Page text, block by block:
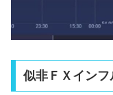
似非ＦＸイン